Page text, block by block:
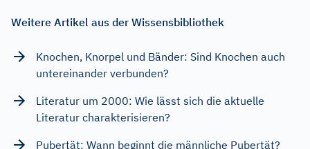
Weitere Artikel aus der Wissensbibliothek
Knochen, Knorpel und Bänder: Sind Knochen auch
untereinander verbunden?
Literatur um 2000: Wie lässt sich die aktuelle
Literatur charakterisieren?
Pubertät: Wann beginnt die männliche Pubertät?